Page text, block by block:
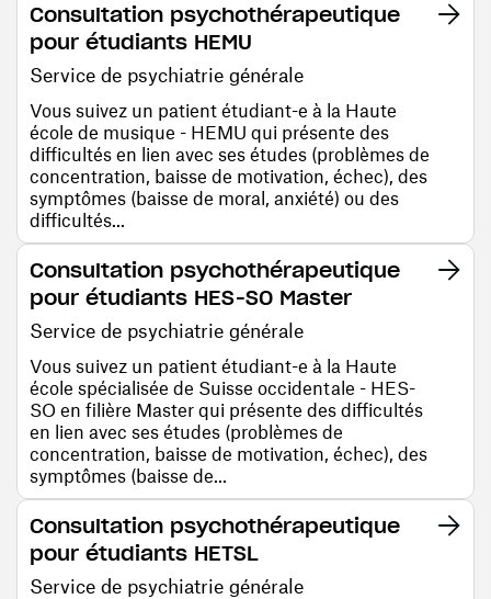
Consultation psychothérapeutique
pour étudiants HEMU
Service de psychiatrie générale
Vous suivez un patient étudiant-e à la Haute
école de musique - HEMU qui présente des
difficultés en lien avec ses études (problèmes de
concentration, baisse de motivation, échec), des
symptômes (baisse de moral, anxiété) ou des
difficultés...
Consultation psychothérapeutique
pour étudiants HES-SO Master
Service de psychiatrie générale
Vous suivez un patient étudiant-e à la Haute
école spécialisée de Suisse occidentale - HES-
SO en filière Master qui présente des difficultés
en lien avec ses études (problèmes de
concentration, baisse de motivation, échec), des
symptômes (baisse de...
Consultation psychothérapeutique
pour étudiants HETSL
Service de psychiatrie générale